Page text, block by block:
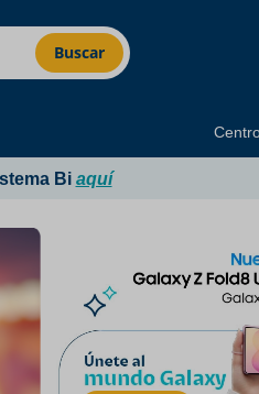
Buscar
Bi aquí
Los